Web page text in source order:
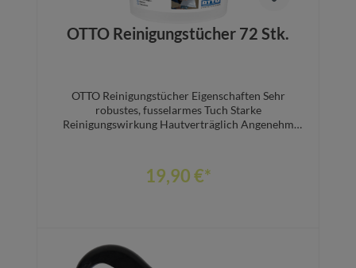
OTTO Reinigungstücher 72 Stk.
OTTO Reinigungstücher Eigenschaften Sehr
robustes, fusselarmes Tuch Starke
Reinigungswirkung Hautverträglich Angenehm
je Eimer: 72 Tücher Anwendungsgebiete Zur
Entfernung von nicht ausgehärteten PU-Schaum-,
19,90 €*